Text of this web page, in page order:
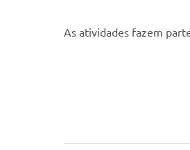
As atividades fazem